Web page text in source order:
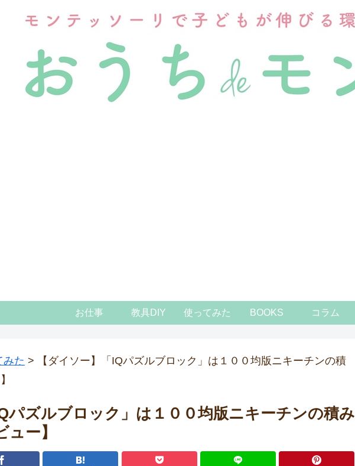
お仕事 教具DIY 使ってみた BOOKS コラム
みた >
【ダイソー】「IQパズルブロック」は１００均版ニキーチンの積
パズルブロック」は１００均版ニキーチンの積み
ー】